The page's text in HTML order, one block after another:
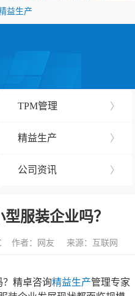
益生产
TPM管理 〉
精益生产 〉
公司资讯 〉
服装企业吗？
作者：网友 来源：互联网
精卓咨询精益生产管理专家